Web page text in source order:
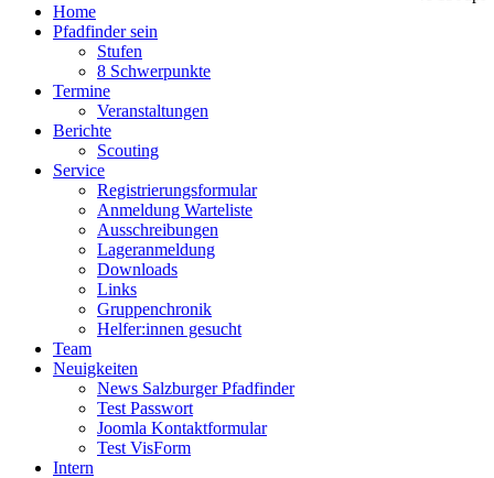
Home
Pfadfinder sein
Stufen
8 Schwerpunkte
Termine
Veranstaltungen
Berichte
Scouting
Service
Registrierungsformular
Anmeldung Warteliste
Ausschreibungen
Lageranmeldung
Downloads
Links
Gruppenchronik
Helfer:innen gesucht
Team
Neuigkeiten
News Salzburger Pfadfinder
Test Passwort
Joomla Kontaktformular
Test VisForm
Intern